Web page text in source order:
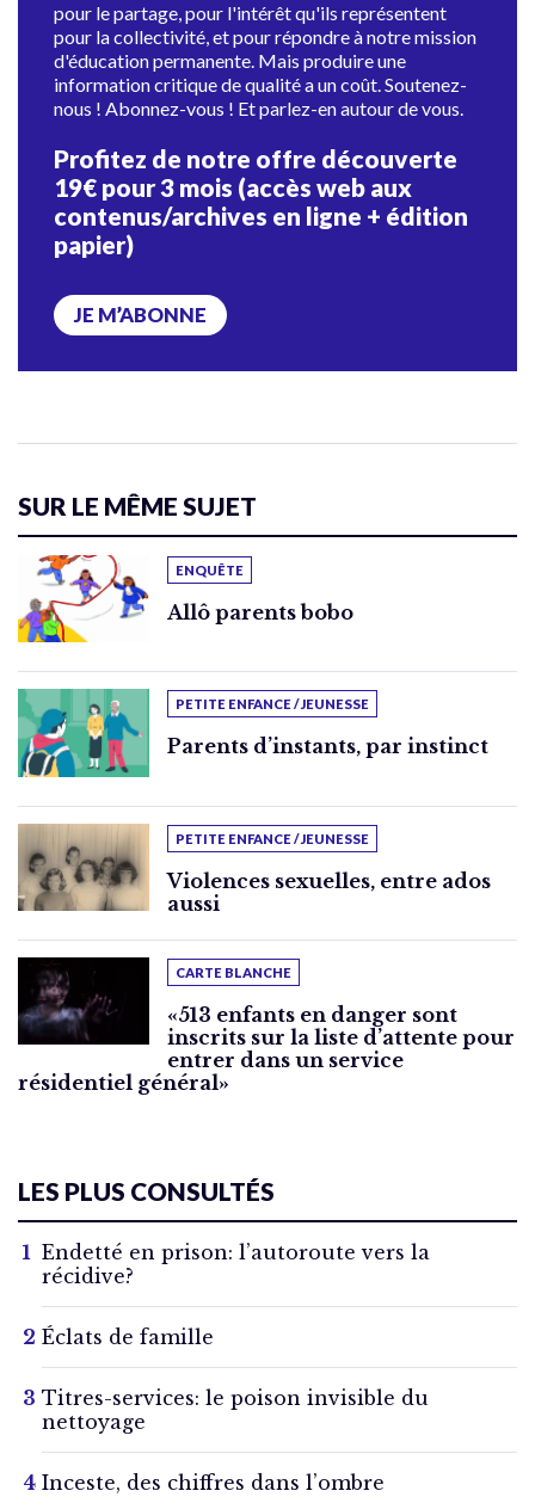
pour le partage, pour l'intérêt qu'ils représentent
pour la collectivité, et pour répondre à notre mission
d'éducation permanente. Mais produire une
information critique de qualité a un coût. Soutenez-
nous ! Abonnez-vous ! Et parlez-en autour de vous.
Profitez de notre offre découverte
19€ pour 3 mois (accès web aux
contenus/archives en ligne + édition
papier)
JE M’ABONNE
SUR LE MÊME SUJET
ENQUÊTE
Allô parents bobo
PETITE ENFANCE / JEUNESSE
Parents d’instants, par instinct
PETITE ENFANCE / JEUNESSE
Violences sexuelles, entre ados
aussi
CARTE BLANCHE
«513 enfants en danger sont
inscrits sur la liste d’attente pour
entrer dans un service
résidentiel général»
LES PLUS CONSULTÉS
Endetté en prison: l’autoroute vers la
récidive?
Éclats de famille
Titres-services: le poison invisible du
nettoyage
Inceste, des chiffres dans l’ombre